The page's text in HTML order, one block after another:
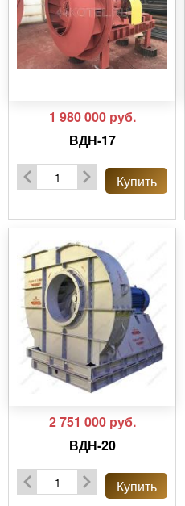
1 980 000 руб.
ВДН-17
Купить
2 751 000 руб.
ВДН-20
Купить